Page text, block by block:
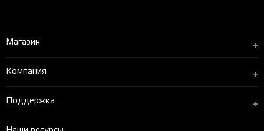
Магазин +
Компания +
Поддержка +